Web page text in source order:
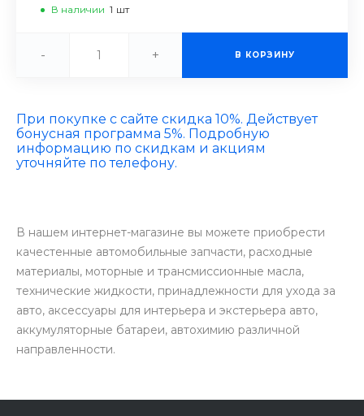
В наличии 1 шт
- + В КОРЗИНУ
При покупке с сайте скидка 10%. Действует
бонусная программа 5%. Подробную
информацию по скидкам и акциям
уточняйте по телефону.
В нашем интернет-магазине вы можете приобрести
качестенные автомобильные запчасти, расходные
материалы, моторные и трансмиссионные масла,
технические жидкости, принадлежности для ухода за
авто, аксессуары для интерьера и экстерьера авто,
аккумуляторные батареи, автохимию различной
направленности.